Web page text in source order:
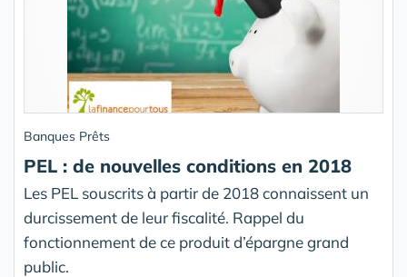
Banques Prêts
PEL : de nouvelles conditions en 2018
Les PEL souscrits à partir de 2018 connaissent un
durcissement de leur fiscalité. Rappel du
fonctionnement de ce produit d’épargne grand
public.